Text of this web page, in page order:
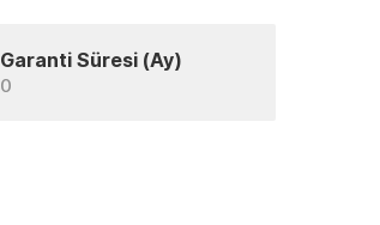
Garanti Süresi (Ay)
0